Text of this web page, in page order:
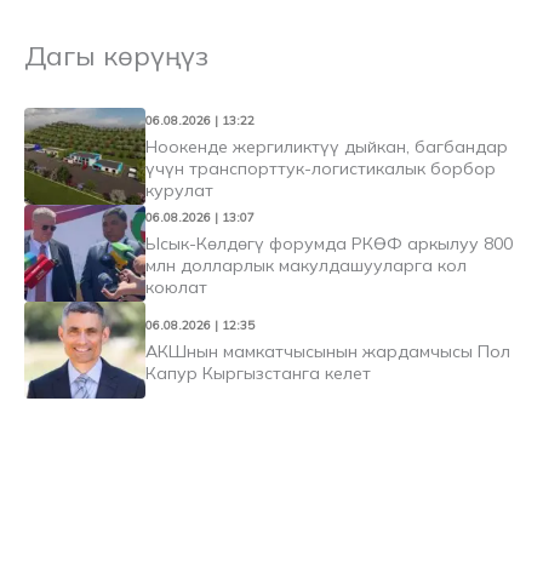
Дагы көрүңүз
06.08.2026 | 13:22
Ноокенде жергиликтүү дыйкан, багбандар
үчүн транспорттук-логистикалык борбор
курулат
06.08.2026 | 13:07
Ысык-Көлдөгү форумда РКӨФ аркылуу 800
млн долларлык макулдашууларга кол
коюлат
06.08.2026 | 12:35
АКШнын мамкатчысынын жардамчысы Пол
Капур Кыргызстанга келет